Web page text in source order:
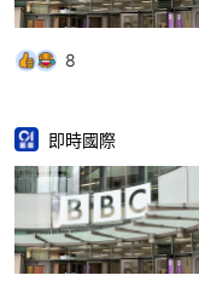
8
即時國際